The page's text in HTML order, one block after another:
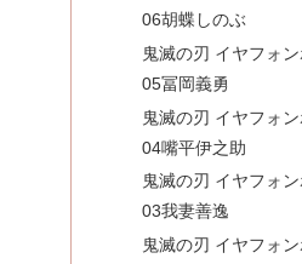
06胡蝶しのぶ
鬼滅の刃 イヤフォ
05冨岡義勇
鬼滅の刃 イヤフォ
04嘴平伊之助
鬼滅の刃 イヤフォ
03我妻善逸
鬼滅の刃 イヤフォ